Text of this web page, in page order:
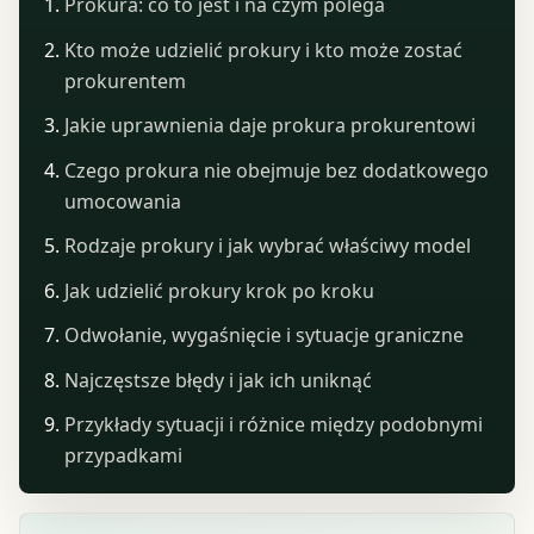
Kto może udzielić prokury i kto może zostać
prokurentem
Jakie uprawnienia daje prokura prokurentowi
Czego prokura nie obejmuje bez dodatkowego
umocowania
Rodzaje prokury i jak wybrać właściwy model
Jak udzielić prokury krok po kroku
Odwołanie, wygaśnięcie i sytuacje graniczne
Najczęstsze błędy i jak ich uniknąć
Przykłady sytuacji i różnice między podobnymi
przypadkami